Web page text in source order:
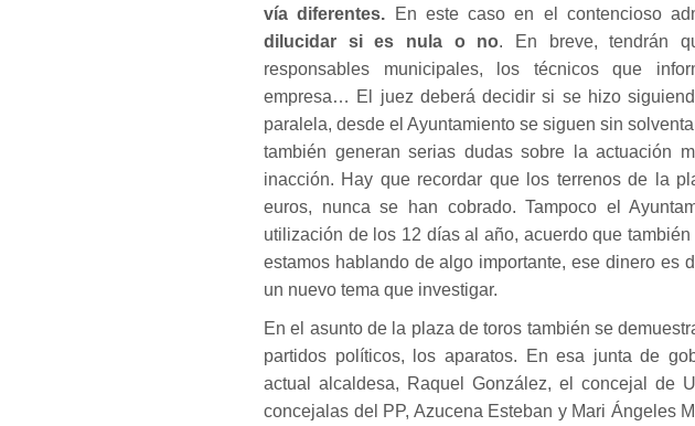
vía diferentes. En este caso en el contencioso
dilucidar si es nula o no. En breve, tendrán
responsables municipales, los técnicos que
empresa… El juez deberá decidir si se hizo
paralela, desde el Ayuntamiento se siguen sin
también generan serias dudas sobre la actuación
inacción. Hay que recordar que los terrenos de la
euros, nunca se han cobrado. Tampoco el
utilización de los 12 días al año, acuerdo que
estamos hablando de algo importante, ese dinero es
un nuevo tema que investigar.
En el asunto de la plaza de toros también se
partidos políticos, los aparatos. En esa junta de
actual alcaldesa, Raquel González, el concejal de
concejalas del PP, Azucena Esteban y Mari Ángeles